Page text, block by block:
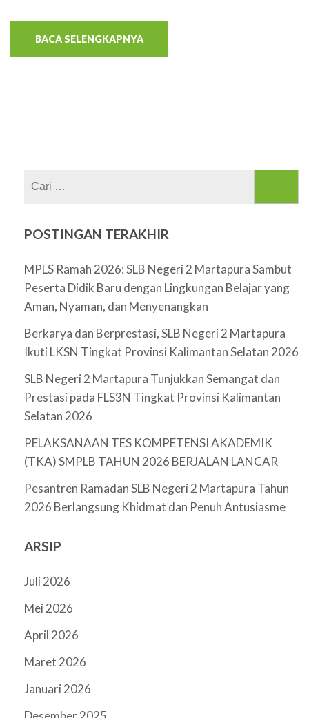
BACA SELENGKAPNYA
POSTINGAN TERAKHIR
MPLS Ramah 2026: SLB Negeri 2 Martapura Sambut
Peserta Didik Baru dengan Lingkungan Belajar yang
Aman, Nyaman, dan Menyenangkan
Berkarya dan Berprestasi, SLB Negeri 2 Martapura
Ikuti LKSN Tingkat Provinsi Kalimantan Selatan 2026
SLB Negeri 2 Martapura Tunjukkan Semangat dan
Prestasi pada FLS3N Tingkat Provinsi Kalimantan
Selatan 2026
PELAKSANAAN TES KOMPETENSI AKADEMIK
(TKA) SMPLB TAHUN 2026 BERJALAN LANCAR
Pesantren Ramadan SLB Negeri 2 Martapura Tahun
2026 Berlangsung Khidmat dan Penuh Antusiasme
ARSIP
Juli 2026
Mei 2026
April 2026
Maret 2026
Januari 2026